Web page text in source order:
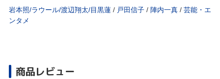
岩本照/ラウール/渡辺翔太/目黒蓮 / 戸田信子 / 陣内一真 / 芸能・エ
ンタメ
商品レビュー